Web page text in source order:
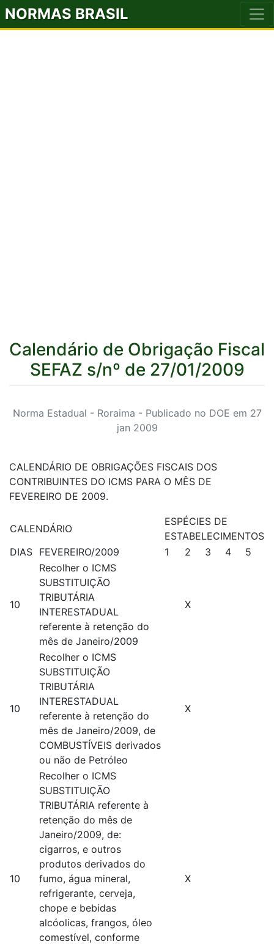
NORMAS BRASIL
Calendário de Obrigação Fiscal
SEFAZ s/nº de 27/01/2009
Norma Estadual - Roraima - Publicado no DOE em 27
jan 2009
CALENDÁRIO DE OBRIGAÇÕES FISCAIS DOS
CONTRIBUINTES DO ICMS PARA O MÊS DE
FEVEREIRO DE 2009.
CALENDÁRIO
ESPÉCIES DE
ESTABELECIMENTOS
DIAS FEVEREIRO/2009 1 2 3 4 5
10
Recolher o ICMS
SUBSTITUIÇÃO
TRIBUTÁRIA
INTERESTADUAL
referente à retenção do
mês de Janeiro/2009
X
10
Recolher o ICMS
SUBSTITUIÇÃO
TRIBUTÁRIA
INTERESTADUAL
referente à retenção do
mês de Janeiro/2009, de
COMBUSTÍVEIS derivados
ou não de Petróleo
X
10
Recolher o ICMS
SUBSTITUIÇÃO
TRIBUTÁRIA referente à
retenção do mês de
Janeiro/2009, de:
cigarros, e outros
produtos derivados do
fumo, água mineral,
refrigerante, cerveja,
chope e bebidas
alcóolicas, frangos, óleo
comestível, conforme
X